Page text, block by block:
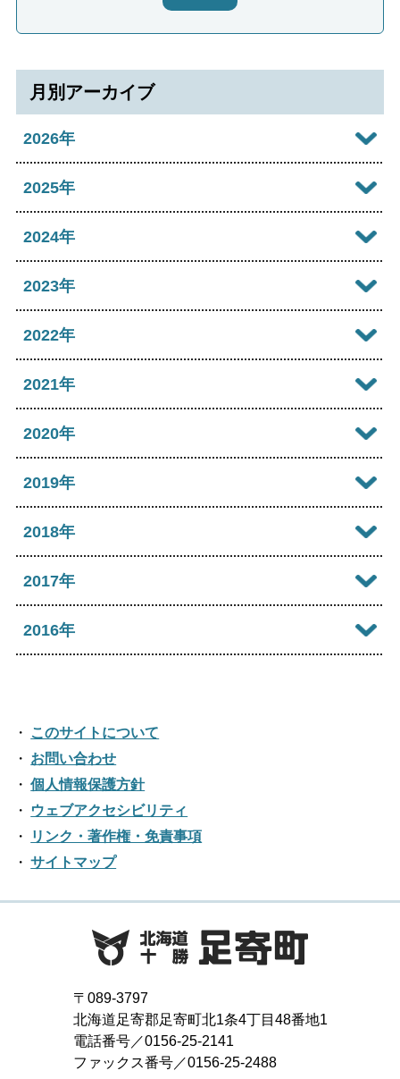
月別アーカイブ
2026年
2026年08月
2026年06月
2026年04月
2026年03月
2026年02月
2025年
2025年12月
2025年10月
2025年08月
2025年07月
2025年06月
2025年04月
2025年02月
2024年
2024年12月
2024年10月
2024年08月
2024年07月
2024年06月
2024年04月
2024年01月
2023年
2023年12月
2023年10月
2023年08月
2023年07月
2023年06月
2023年04月
2023年02月
2023年01月
2022年
2022年12月
2022年10月
2022年08月
2022年07月
2022年06月
2022年03月
2022年02月
2021年
2021年12月
2021年10月
2021年08月
2021年07月
2021年04月
2021年03月
2021年02月
2021年01月
2020年
2020年12月
2020年10月
2020年08月
2020年05月
2020年04月
2020年03月
2019年
2019年12月
2019年10月
2019年07月
2019年06月
2019年05月
2019年02月
2019年01月
2018年
2018年12月
2018年10月
2018年08月
2018年07月
2018年06月
2018年05月
2018年04月
2018年03月
2018年01月
2017年
2017年12月
2017年08月
2017年07月
2017年06月
2017年05月
2017年04月
2017年02月
2017年01月
2016年
2016年10月
2016年09月
2016年08月
2016年05月
2016年04月
2016年03月
このサイトについて
お問い合わせ
個人情報保護方針
ウェブアクセシビリティ
リンク・著作権・免責事項
サイトマップ
〒089-3797
北海道足寄郡足寄町北1条4丁目48番地1
電話番号／0156-25-2141
ファックス番号／0156-25-2488